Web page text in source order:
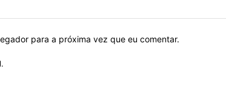
para a próxima vez que eu comentar.